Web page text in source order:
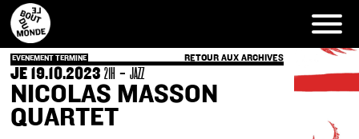
Skip
content
EVENEMENT TERMINE RETOUR AUX ARCHIVES
JE 19.10.2023 21H -JAZZ
NICOLAS MASSON
QUARTET